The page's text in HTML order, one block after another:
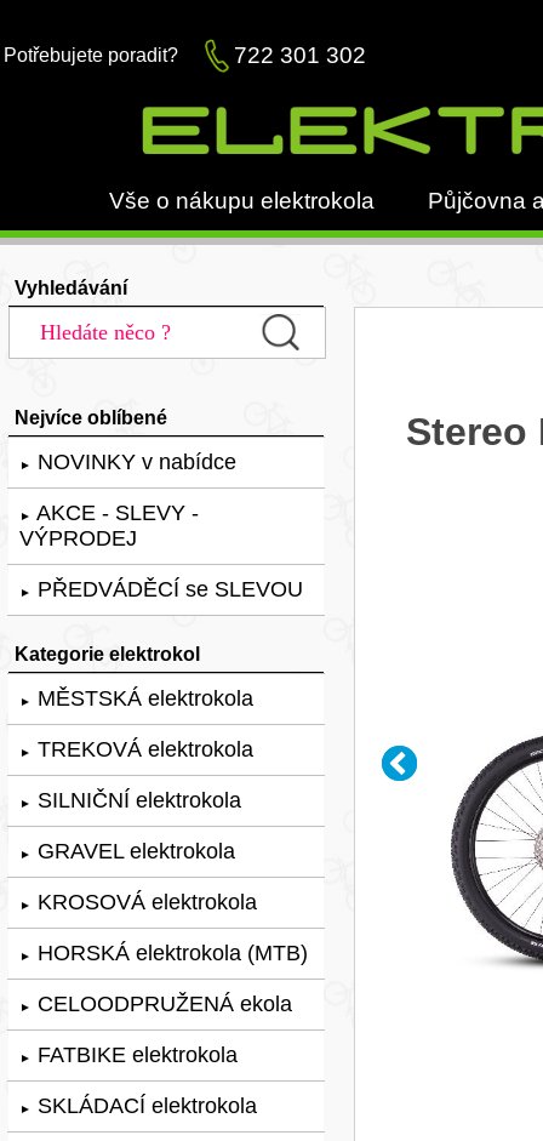
Potřebujete poradit? 722 301 302
Vše o nákupu elektrokola Půjčovna
Vyhledávání
Nejvíce oblíbené
► NOVINKY v nabídce
► AKCE - SLEVY -
VÝPRODEJ
► PŘEDVÁDĚCÍ se SLEVOU
Kategorie elektrokol
► MĚSTSKÁ elektrokola
► TREKOVÁ elektrokola
► SILNIČNÍ elektrokola
► GRAVEL elektrokola
► KROSOVÁ elektrokola
► HORSKÁ elektrokola (MTB)
► CELOODPRUŽENÁ ekola
► FATBIKE elektrokola
► SKLÁDACÍ elektrokola
Stereo